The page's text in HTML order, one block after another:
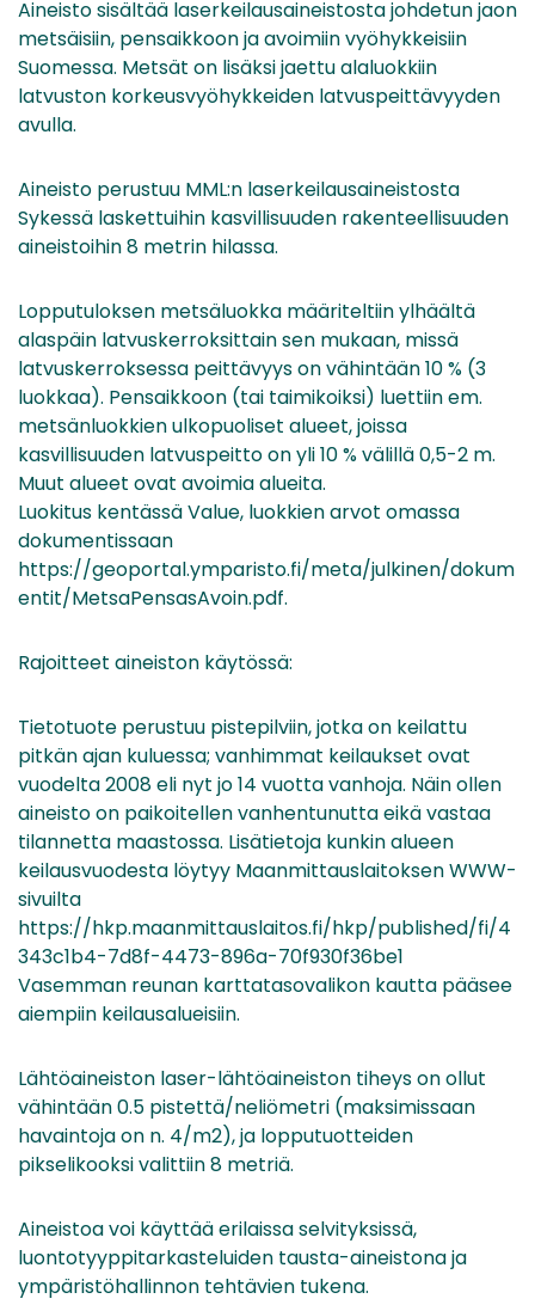
Aineisto sisältää laserkeilausaineistosta johdetun jaon
metsäisiin, pensaikkoon ja avoimiin vyöhykkeisiin
Suomessa. Metsät on lisäksi jaettu alaluokkiin
latvuston korkeusvyöhykkeiden latvuspeittävyyden
avulla.
Aineisto perustuu MML:n laserkeilausaineistosta
Sykessä laskettuihin kasvillisuuden rakenteellisuuden
aineistoihin 8 metrin hilassa.
Lopputuloksen metsäluokka määriteltiin ylhäältä
alaspäin latvuskerroksittain sen mukaan, missä
latvuskerroksessa peittävyys on vähintään 10 % (3
luokkaa). Pensaikkoon (tai taimikoiksi) luettiin em.
metsänluokkien ulkopuoliset alueet, joissa
kasvillisuuden latvuspeitto on yli 10 % välillä 0,5-2 m.
Muut alueet ovat avoimia alueita.
Luokitus kentässä Value, luokkien arvot omassa
dokumentissaan
https://geoportal.ymparisto.fi/meta/julkinen/dokum
entit/MetsaPensasAvoin.pdf.
Rajoitteet aineiston käytössä:
Tietotuote perustuu pistepilviin, jotka on keilattu
pitkän ajan kuluessa; vanhimmat keilaukset ovat
vuodelta 2008 eli nyt jo 14 vuotta vanhoja. Näin ollen
aineisto on paikoitellen vanhentunutta eikä vastaa
tilannetta maastossa. Lisätietoja kunkin alueen
keilausvuodesta löytyy Maanmittauslaitoksen WWW-
sivuilta
https://hkp.maanmittauslaitos.fi/hkp/published/fi/4
343c1b4-7d8f-4473-896a-70f930f36be1
Vasemman reunan karttatasovalikon kautta pääsee
aiempiin keilausalueisiin.
Lähtöaineiston laser-lähtöaineiston tiheys on ollut
vähintään 0.5 pistettä/neliömetri (maksimissaan
havaintoja on n. 4/m2), ja lopputuotteiden
pikselikooksi valittiin 8 metriä.
Aineistoa voi käyttää erilaissa selvityksissä,
luontotyyppitarkasteluiden tausta-aineistona ja
ympäristöhallinnon tehtävien tukena.